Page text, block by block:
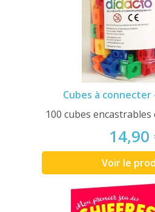
Cubes à connecter
100 cubes encastrables
14,90
Voir le